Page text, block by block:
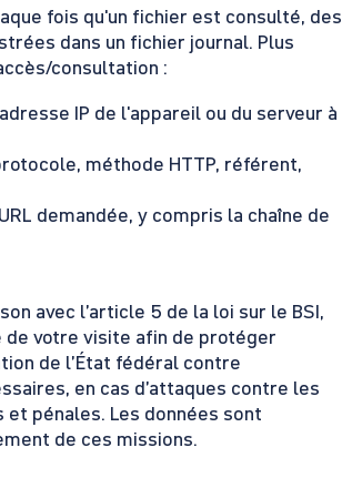
fois qu'un fichier est consulté, des
dans un fichier journal. Plus
consultation :
IP de l'appareil ou du serveur à
méthode HTTP, référent,
demandée, y compris la chaîne de
avec l’article 5 de la loi sur le BSI,
de votre visite afin de protéger
de l’État fédéral contre
en cas d’attaques contre les
pénales. Les données sont
de ces missions.